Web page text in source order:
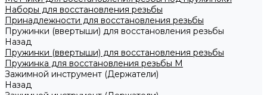
Наборы для восстановления резьбы
Принадлежности для восстановления резьбы
Пружинки (ввертыши) для восстановления резьбы
Назад
Пружинки (ввертыши) для восстановления резьбы
Пружинка для восстановления резьбы M
Зажимной инструмент (Держатели)
Назад